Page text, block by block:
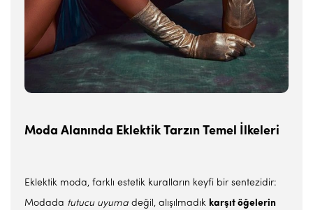
Moda Alanında Eklektik Tarzın Temel İlkeleri
Eklektik moda, farklı estetik kuralların keyfi bir sentezidir:
Modada tutucu uyuma değil, alışılmadık karşıt öğelerin